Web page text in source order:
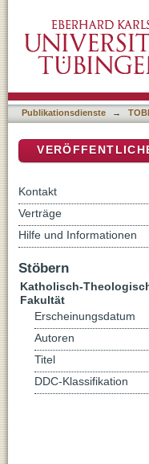
nicht
Publikationsdienste →
Kontakt
Verträge
Hilfe und Informationen
Stöbern
Katholisch-
Fakultät
Erscheinungsdatum
Autoren
Titel
DDC-Klassifikation